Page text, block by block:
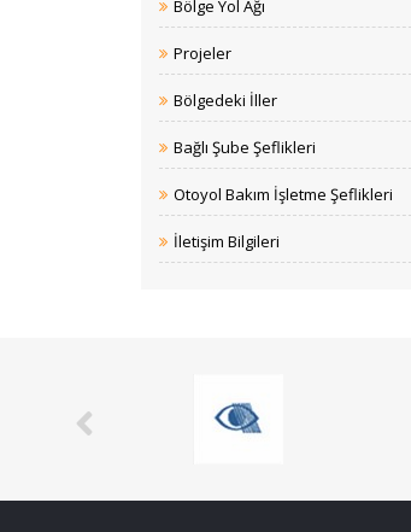
Bölge Yol Ağı
Projeler
Bölgedeki İller
Bağlı Şube Şeflikleri
Otoyol Bakım İşletme Şeflikleri
İletişim Bilgileri